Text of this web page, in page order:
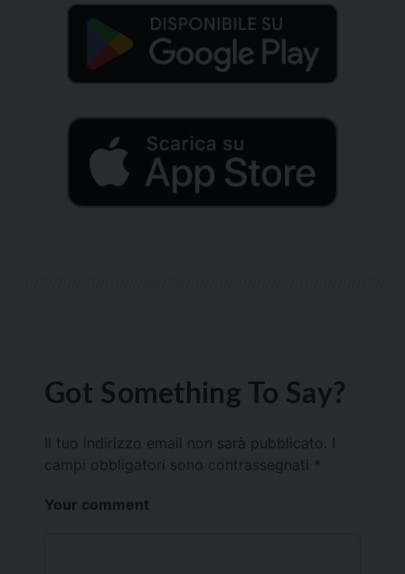
Got Something To Say?
Il tuo indirizzo email non sarà pubblicato.
campi obbligatori sono contrassegnati *
Your comment